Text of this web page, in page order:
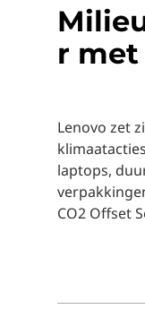
r met
Lenovo zet
laptops,
CO2 Offset